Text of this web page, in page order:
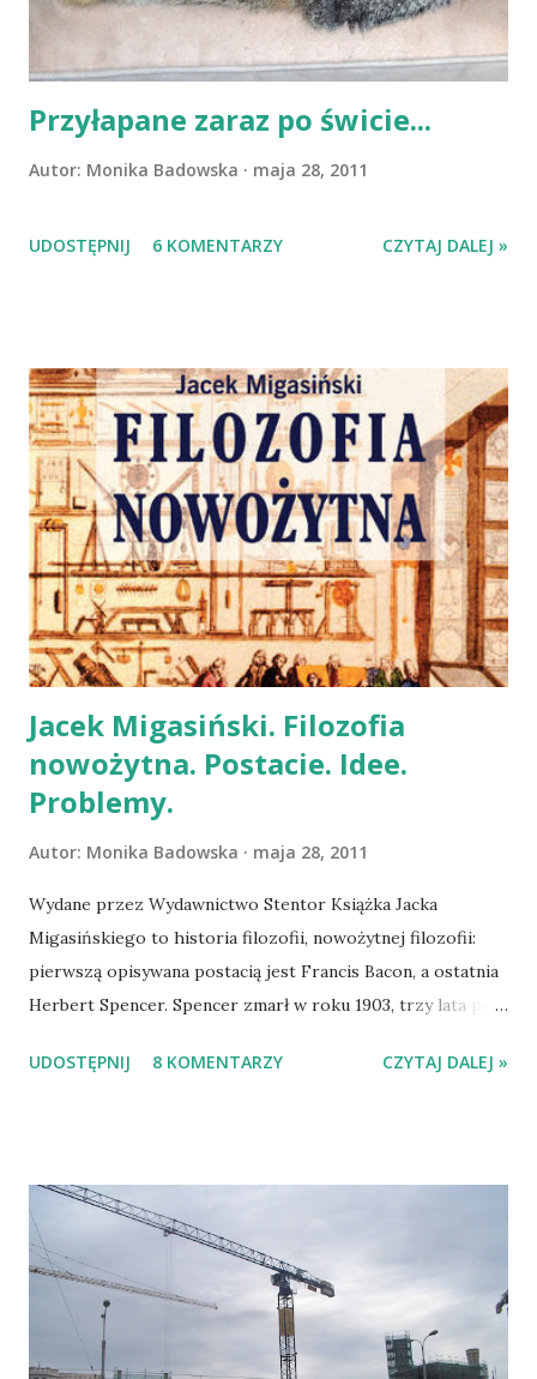
musi znaleźć swoje imię, adekwatne do literatury po którą
sięga, każdy kto przekracza próg Bibli...
Przyłapane zaraz po świcie...
Autor: Monika Badowska maja 28, 2011
UDOSTĘPNIJ 6 KOMENTARZY CZYTAJ DALEJ »
Jacek Migasiński. Filozofia
nowożytna. Postacie. Idee.
Problemy.
Autor: Monika Badowska maja 28, 2011
Wydane przez Wydawnictwo Stentor Książka Jacka
Migasińskiego to historia filozofii, nowożytnej filozofii:
pierwszą opisywana postacią jest Francis Bacon, a ostatnia
Herbert Spencer. Spencer zmarł w roku 1903, trzy lata po
sylwetkę Spencera przedstawia, a Nietzschego nie. Dzieje
założenia wyszedł Tadeusza Gadacz, który w pierwszym
tomie „Historii filozofii XX wieku” jako pierwszego filozofa
przedstawia właśnie Nietzschego, który przecież zmarł w
ostatnim roku wieku XIX. Migasiński porządnie poukładał
swoją książkę, rzekłabym – tradycyjnie; po eksperymencie
Gadacza we wspomnianej już „Historii filozofii XX wieku”,
UDOSTĘPNIJ 8 KOMENTARZY CZYTAJ DALEJ »